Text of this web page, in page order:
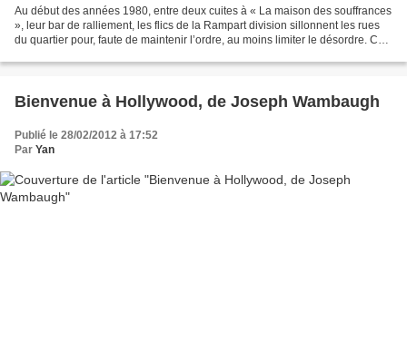
Au début des années 1980, entre deux cuites à « La maison des souffrances
», leur bar de ralliement, les flics de la Rampart division sillonnent les rues
du quartier pour, faute de maintenir l’ordre, au moins limiter le désordre. Ce
Bienvenue à Hollywood, de Joseph Wambaugh
Publié le 28/02/2012 à 17:52
Par Yan